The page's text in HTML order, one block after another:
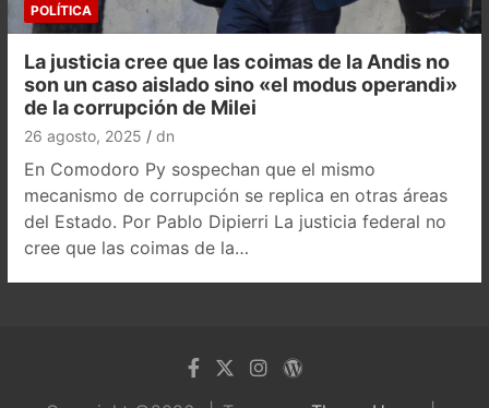
POLÍTICA
La justicia cree que las coimas de la Andis no
son un caso aislado sino «el modus operandi»
de la corrupción de Milei
26 agosto, 2025 dn
En Comodoro Py sospechan que el mismo
mecanismo de corrupción se replica en otras áreas
del Estado. Por Pablo Dipierri La justicia federal no
cree que las coimas de la…